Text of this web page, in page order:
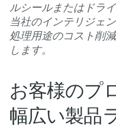
ルシールまたはドラ
当社のインテリジェ
処理用途のコスト削
します。
お客様のプ
幅広い製品